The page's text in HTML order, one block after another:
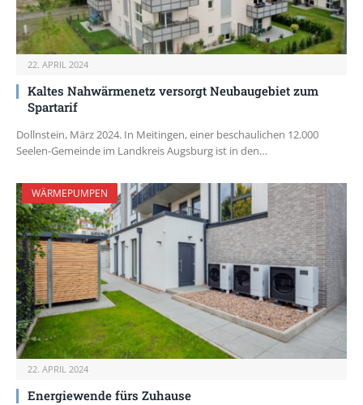
22. APRIL 2024
Kaltes Nahwärmenetz versorgt Neubaugebiet zum
Spartarif
Dollnstein, März 2024. In Meitingen, einer beschaulichen 12.000
Seelen-Gemeinde im Landkreis Augsburg ist in den…
WÄRMEPUMPEN
22. APRIL 2024
Energiewende fürs Zuhause